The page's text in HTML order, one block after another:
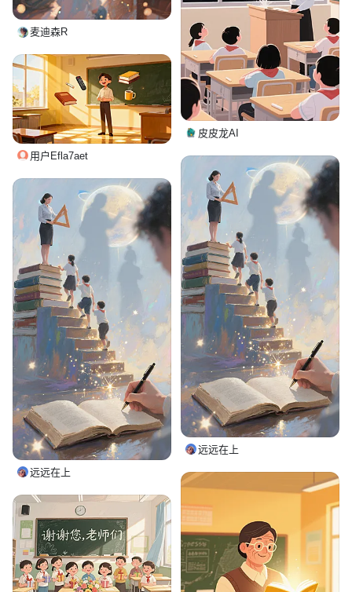
麦迪森R
皮皮龙AI
用户Efla7aet
远远在上
远远在上